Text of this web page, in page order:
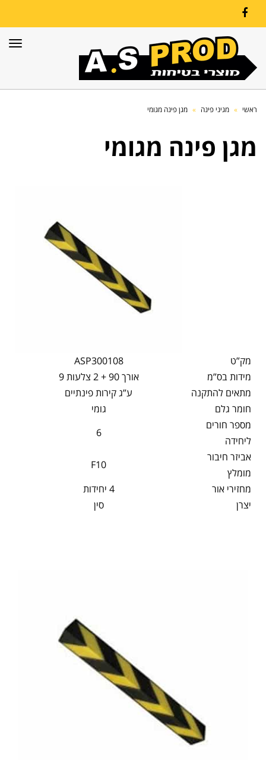
Facebook
ראשי » מגיני פינה » מגן פינה מגומי
מגן פינה מגומי
מק”ט
ASP300108
מידות בס”מ
אורך 90 + 2 צלעות 9
מתאים להתקנה
ע”ג קירות פינתיים
חומר גלם
גומי
מספר חורים
ליחידה
6
אביזר חיבור
מומלץ
F10
מחזירי אור
4 יחידות
יצרן
סין